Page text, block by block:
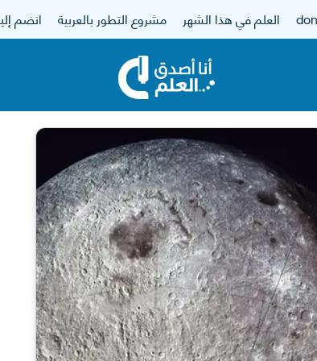
العلم في هذا الشهر مشروع التطور بالعربية انضم